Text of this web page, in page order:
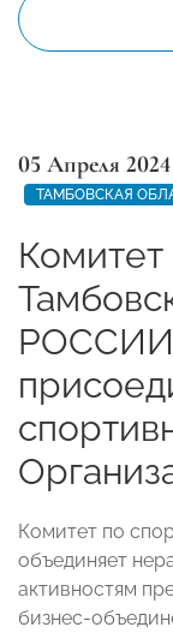
05 Апреля 2024
ТАМБОВСКАЯ
Комитет
Комитет по
объединяет
активностям
бизнес-